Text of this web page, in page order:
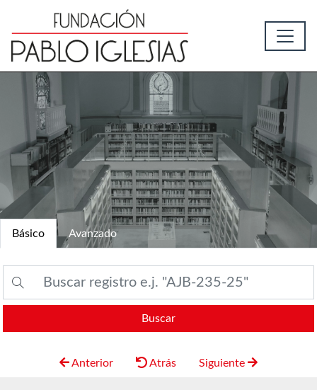
Básico Avanzado
Buscar
Anterior Atrás Siguiente